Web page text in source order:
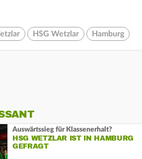
HSG Wetzlar Hamburg
Auswärtssieg für Klassenerhalt?
HSG WETZLAR IST IN HAMBURG
GEFRAGT